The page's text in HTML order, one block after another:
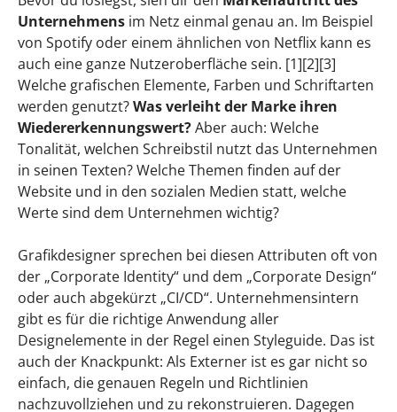
Unternehmens im Netz einmal genau an. Im Beispiel
von Spotify oder einem ähnlichen von Netflix kann es
auch eine ganze Nutzeroberfläche sein. [1][2][3]
Welche grafischen Elemente, Farben und Schriftarten
werden genutzt?Was verleiht der Marke ihren
Wiedererkennungswert?Aber auch: Welche
Tonalität, welchen Schreibstil nutzt das Unternehmen
in seinen Texten? Welche Themen finden auf der
Website und in den sozialen Medien statt, welche
Werte sind dem Unternehmen wichtig?
Grafikdesigner sprechen bei diesen Attributen oft von
der „Corporate Identity“ und dem „Corporate Design“
oder auch abgekürzt „CI/CD“. Unternehmensintern
gibt es für die richtige Anwendung aller
Designelemente in der Regel einen Styleguide. Das ist
auch der Knackpunkt: Als Externer ist es gar nicht so
einfach, die genauen Regeln und Richtlinien
nachzuvollziehen und zu rekonstruieren. Dagegen